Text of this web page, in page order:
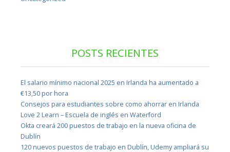
POSTS RECIENTES
El salario mínimo nacional 2025 en Irlanda ha aumentado a
€13,50 por hora
Consejos para estudiantes sobre como ahorrar en Irlanda
Love 2 Learn – Escuela de inglés en Waterford
Okta creará 200 puestos de trabajo en la nueva oficina de
Dublín
120 nuevos puestos de trabajo en Dublín, Udemy ampliará su